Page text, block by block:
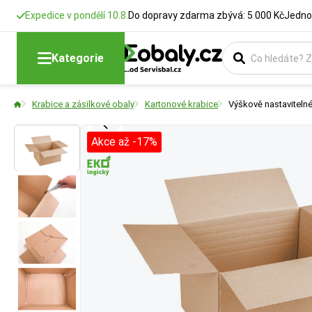
Expedice v pondělí 10.8. Do dopravy zdarma zbývá: 5 000 Kč
Kategorie
Krabice a zásilkové obaly Kartonové krabice Výškově
Akce až -17%
Délka
Rozměry krabic
Šířka
Rozměry krabic
Typ krabice
Vyberte si
Barva
Vyberte si